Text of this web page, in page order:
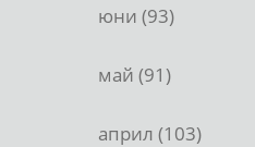
юни (93)
май (91)
април (103)